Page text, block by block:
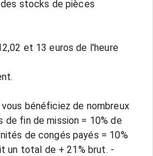
stocks de pièces
et 13 euros de l'heure
bénéficiez de nombreux
de fin de mission = 10% de
de congés payés = 10%
un total de + 21% brut. -